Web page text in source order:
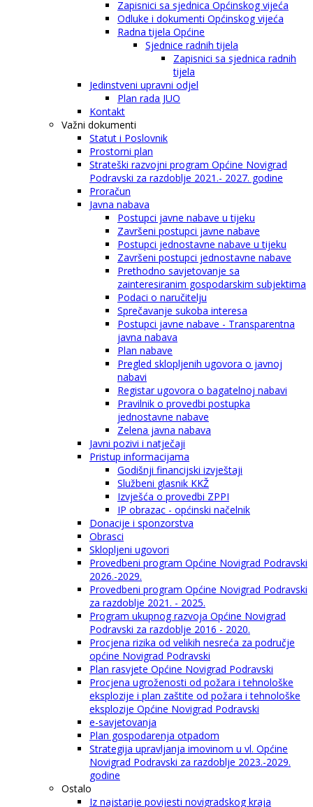
Zapisnici sa sjednica Općinskog vijeća
Odluke i dokumenti Općinskog vijeća
Radna tijela Općine
Sjednice radnih tijela
Zapisnici sa sjednica radnih
tijela
Jedinstveni upravni odjel
Plan rada JUO
Kontakt
Važni dokumenti
Statut i Poslovnik
Prostorni plan
Strateški razvojni program Općine Novigrad
Podravski za razdoblje 2021.- 2027. godine
Proračun
Javna nabava
Postupci javne nabave u tijeku
Završeni postupci javne nabave
Postupci jednostavne nabave u tijeku
Završeni postupci jednostavne nabave
Prethodno savjetovanje sa
zainteresiranim gospodarskim subjektima
Podaci o naručitelju
Sprečavanje sukoba interesa
Postupci javne nabave - Transparentna
javna nabava
Plan nabave
Pregled sklopljenih ugovora o javnoj
nabavi
Registar ugovora o bagatelnoj nabavi
Pravilnik o provedbi postupka
jednostavne nabave
Zelena javna nabava
Javni pozivi i natječaji
Pristup informacijama
Godišnji financijski izvještaji
Službeni glasnik KKŽ
Izvješća o provedbi ZPPI
IP obrazac - općinski načelnik
Donacije i sponzorstva
Obrasci
Sklopljeni ugovori
Provedbeni program Općine Novigrad Podravski
2026.-2029.
Provedbeni program Općine Novigrad Podravski
za razdoblje 2021. - 2025.
Program ukupnog razvoja Općine Novigrad
Podravski za razdoblje 2016 - 2020.
Procjena rizika od velikih nesreća za područje
općine Novigrad Podravski
Plan rasvjete Općine Novigrad Podravski
Procjena ugroženosti od požara i tehnološke
eksplozije i plan zaštite od požara i tehnološke
eksplozije Općine Novigrad Podravski
e-savjetovanja
Plan gospodarenja otpadom
Strategija upravljanja imovinom u vl. Općine
Novigrad Podravski za razdoblje 2023.-2029.
godine
Ostalo
Iz najstarije povijesti novigradskog kraja